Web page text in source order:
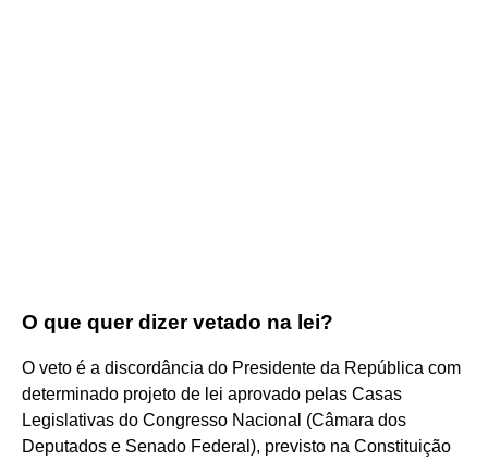
O que quer dizer vetado na lei?
O veto é a discordância do Presidente da República com
determinado projeto de lei aprovado pelas Casas
Legislativas do Congresso Nacional (Câmara dos
Deputados e Senado Federal), previsto na Constituição